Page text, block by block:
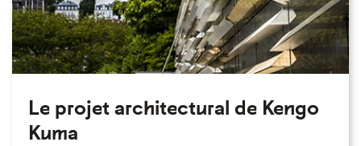
Le projet architectural de Kengo
Kuma